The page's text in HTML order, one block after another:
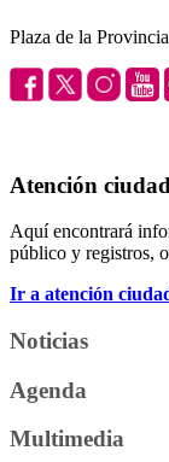
Plaza de la
Atención
Aquí encontrará
público y registros,
Ir a atención
Noticias
Agenda
Multimedia